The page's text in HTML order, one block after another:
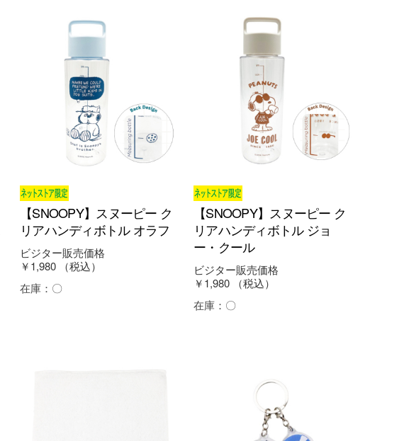
【SNOOPY】スヌーピー ク
リアハンディボトル オラフ
ビジター販売価格
￥1,980
（税込）
在庫： 〇
【SNOOPY】スヌーピー ク
リアハンディボトル ジョ
ー・クール
ビジター販売価格
￥1,980
（税込）
在庫： 〇